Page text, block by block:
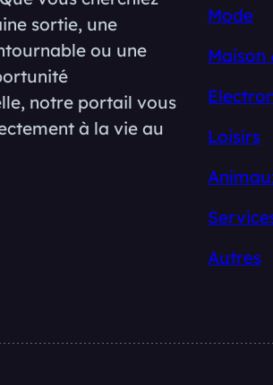
sortie, une
ou une
notre portail vous
à la vie au
Mode
Maison
Loisirs
Autres